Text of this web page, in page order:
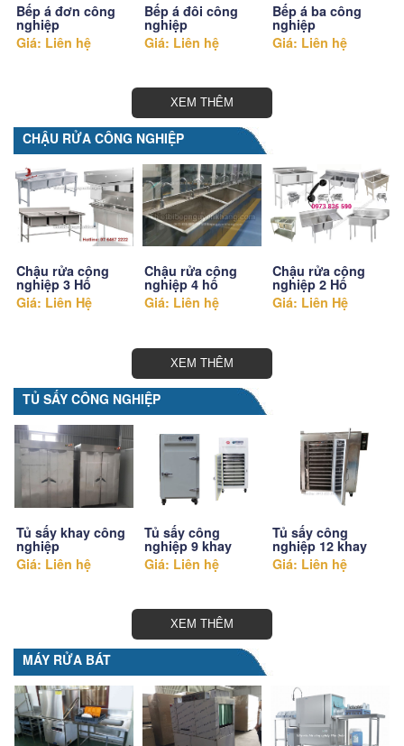
Bếp á đơn công
nghiệp
Giá: Liên hệ
Bếp á đôi công
nghiệp
Giá: Liên hệ
Bếp á ba công
nghiệp
Giá: Liên hệ
XEM THÊM
CHẬU RỬA CÔNG NGHIỆP
Chậu rửa công
nghiệp 3 Hố
Giá: Liên Hệ
Chậu rửa công
nghiệp 4 hố
Giá: Liên hệ
Chậu rửa công
nghiệp 2 Hố
Giá: Liên Hệ
XEM THÊM
TỦ SẤY CÔNG NGHIỆP
Tủ sấy khay công
nghiệp
Giá: Liên hệ
Tủ sấy công
nghiệp 9 khay
Giá: Liên hệ
Tủ sấy công
nghiệp 12 khay
Giá: Liên hệ
XEM THÊM
MÁY RỬA BÁT